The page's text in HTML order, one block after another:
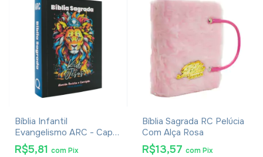
Bíblia Infantil
Evangelismo ARC - Capa
Lion Kids
R$5,81 comPix
Bíblia Sagrada RC Pelúcia
Com Alça Rosa
R$13,57 com Pix